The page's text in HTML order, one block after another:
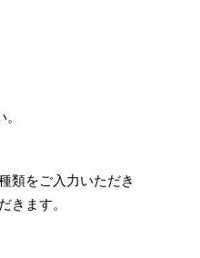
類をご入力いただき
きます。